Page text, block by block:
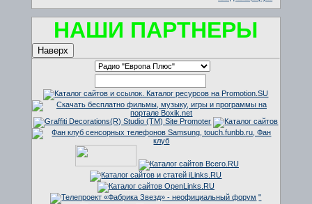
НАШИ ПАРТНЕРЫ
Наверх
"